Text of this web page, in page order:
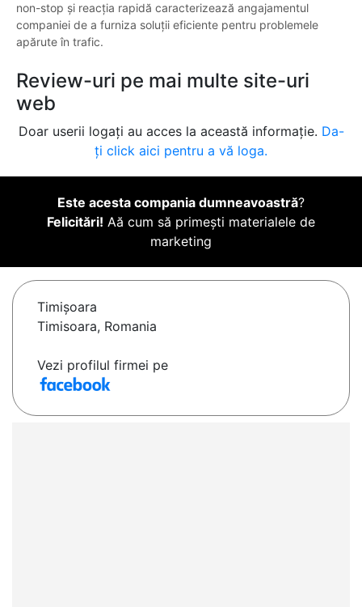
non-stop și reacția rapidă caracterizează angajamentul
companiei de a furniza soluții eficiente pentru problemele
apărute în trafic.
Review-uri pe mai multe site-uri
web
Doar userii logați au acces la această informație. Da-
ți click aici pentru a vă loga.
Este acesta compania dumneavoastră?
Felicitări! Aă cum să primești materialele de
marketing
Timişoara
Timisoara, Romania
Vezi profilul firmei pe